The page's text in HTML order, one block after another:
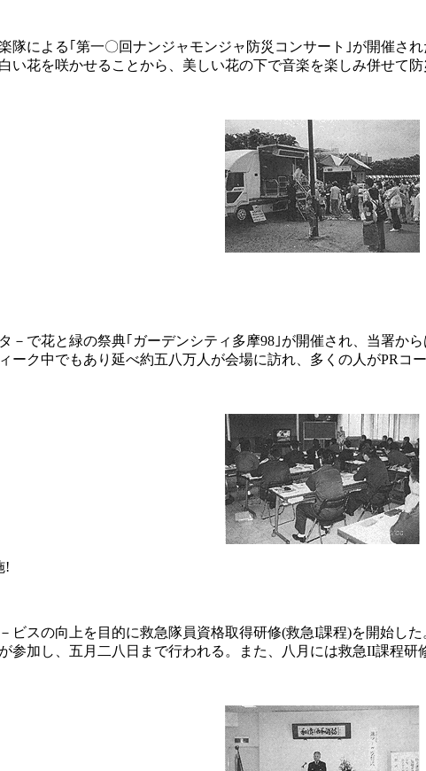
隊による｢第一〇回ナンジャモンジャ防災コンサート｣が開催さ
い花を咲かせることから、美しい花の下で音楽を楽しみ併せて防
－で花と緑の祭典｢ガーデンシティ多摩98｣が開催され、当署か
ーク中でもあり延べ約五八万人が会場に訪れ、多くの人がPRコ
!
ビスの向上を目的に救急隊員資格取得研修(救急I課程)を開始し
参加し、五月二八日まで行われる。また、八月には救急II課程研